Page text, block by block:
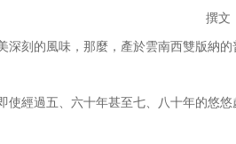
撰文
刻的風味，那麼，產於雲南西雙版納的
經過五、六十年甚至七、八十年的悠